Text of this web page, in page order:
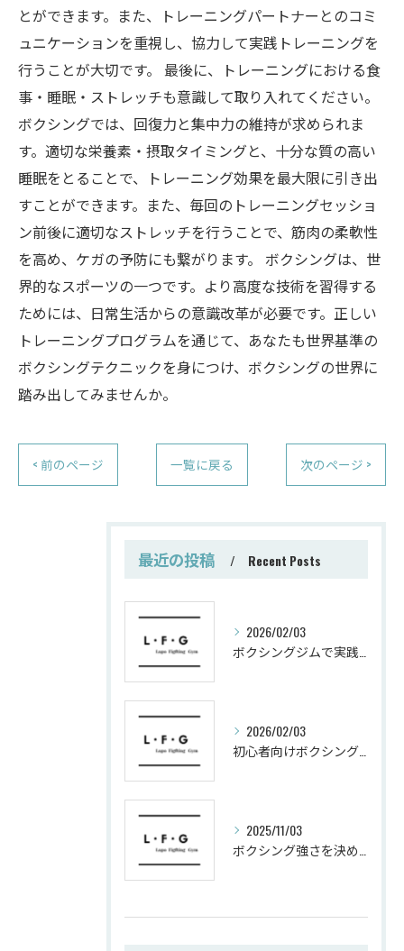
とができます。また、トレーニングパートナーとのコミ
ュニケーションを重視し、協力して実践トレーニングを
行うことが大切です。 最後に、トレーニングにおける食
事・睡眠・ストレッチも意識して取り入れてください。
ボクシングでは、回復力と集中力の維持が求められま
す。適切な栄養素・摂取タイミングと、十分な質の高い
睡眠をとることで、トレーニング効果を最大限に引き出
すことができます。また、毎回のトレーニングセッショ
ン前後に適切なストレッチを行うことで、筋肉の柔軟性
を高め、ケガの予防にも繋がります。 ボクシングは、世
界的なスポーツの一つです。より高度な技術を習得する
ためには、日常生活からの意識改革が必要です。正しい
トレーニングプログラムを通じて、あなたも世界基準の
ボクシングテクニックを身につけ、ボクシングの世界に
踏み出してみませんか。
< 前のページ 一覧に戻る 次のページ >
最近の投稿 Recent Posts
2026/02/03
2026/02/03
2025/11/03